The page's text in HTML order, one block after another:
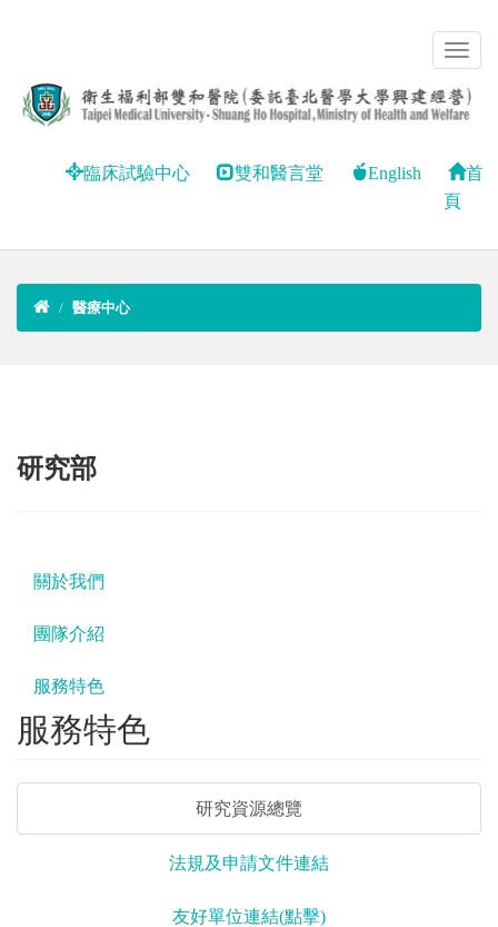
臨床試驗中心 雙和醫言堂 English
首
頁
醫療中心
研究部
關於我們
團隊介紹
服務特色
服務特色
研究資源總覽
法規及申請文件連結
友好單位連結(點擊)